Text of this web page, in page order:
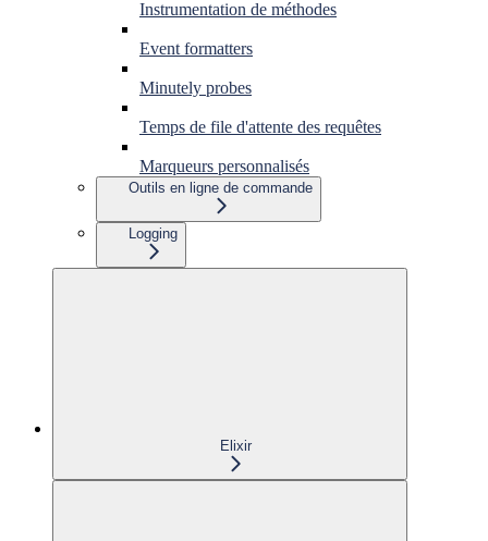
Instrumentation de méthodes
Event formatters
Minutely probes
Temps de file d'attente des requêtes
Marqueurs personnalisés
Outils en ligne de commande
Logging
Elixir